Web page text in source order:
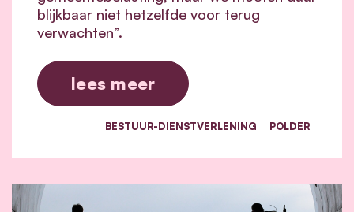
blijkbaar niet hetzelfde voor terug
verwachten”.
lees meer
BESTUUR-DIENSTVERLENING POLDER